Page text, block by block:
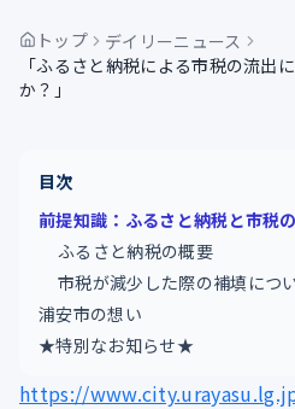
トップ
デイリーニュース
「ふるさと納税による市税の流出
か？」
目次
前提知識：ふるさと納税と市税
ふるさと納税の概要
市税が減少した際の補填につ
浦安市の想い
★特別なお知らせ★
https://